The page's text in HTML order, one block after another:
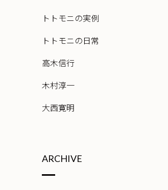
トトモニの実例
トトモニの日常
高木信行
木村淳一
大西寛明
ARCHIVE